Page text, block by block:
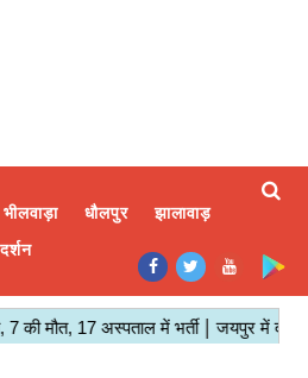
भीलवाड़ा धौलपुर
झालावाड़